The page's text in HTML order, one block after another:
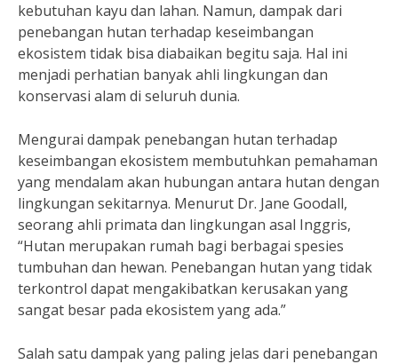
kebutuhan kayu dan lahan. Namun, dampak dari
penebangan hutan terhadap keseimbangan
ekosistem tidak bisa diabaikan begitu saja. Hal ini
menjadi perhatian banyak ahli lingkungan dan
konservasi alam di seluruh dunia.
Mengurai dampak penebangan hutan terhadap
keseimbangan ekosistem membutuhkan pemahaman
yang mendalam akan hubungan antara hutan dengan
lingkungan sekitarnya. Menurut Dr. Jane Goodall,
seorang ahli primata dan lingkungan asal Inggris,
“Hutan merupakan rumah bagi berbagai spesies
tumbuhan dan hewan. Penebangan hutan yang tidak
terkontrol dapat mengakibatkan kerusakan yang
sangat besar pada ekosistem yang ada.”
Salah satu dampak yang paling jelas dari penebangan